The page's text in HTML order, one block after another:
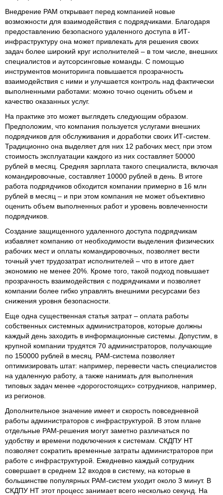
Внедрение PAM открывает перед компанией новые
возможности для взаимодействия с подрядчиками. Благодаря
предоставлению безопасного удаленного доступа в ИТ-
инфраструктуру она может привлекать для решения своих
задач более широкий круг исполнителей – в том числе, внешних
специалистов и аутсорсинговые команды. С помощью
инструментов мониторинга повышается прозрачность
взаимодействия с ними и улучшается контроль над фактически
выполненными работами: можно точно оценить объем и
качество оказанных услуг.
На практике это может выглядеть следующим образом.
Предположим, что компания пользуется услугами внешних
подрядчиков для обслуживания и доработки своих ИТ-систем.
Традиционно она выделяет для них 12 рабочих мест, при этом
стоимость эксплуатации каждого из них составляет 50000
рублей в месяц. Средняя зарплата такого специалиста, включая
командировочные, составляет 10000 рублей в день. В итоге
работа подрядчиков обходится компании примерно в 16 млн
рублей в месяц – и при этом компания не может объективно
оценить объем выполненных работ и уровень вовлеченности
подрядчиков.
Создание защищенного удаленного доступа подрядчикам
избавляет компанию от необходимости выделения физических
рабочих мест и оплаты командировочных, позволяет вести
точный учет трудозатрат исполнителей – что в итоге дает
экономию не менее 20%. Кроме того, такой подход повышает
прозрачность взаимодействия с подрядчиками и позволяет
компании более гибко управлять внешними ресурсами без
снижения уровня безопасности.
Еще одна существенная статья затрат – оплата работы
собственных системных администраторов, которые должны
каждый день заходить в информационные системы. Допустим, в
крупной компании трудятся 70 администраторов, получающие
по 150000 рублей в месяц. PAM-система позволяет
оптимизировать штат: например, перевести часть специалистов
на удаленную работу, а также нанимать для выполнения
типовых задач менее «дорогостоящих» сотрудников, например,
из регионов.
Дополнительное значение имеет и скорость повседневной
работы администраторов с инфраструктурой. В этом плане
отдельные PAM-решения могут заметно различаться по
удобству и времени подключения к системам. СКДПУ НТ
позволяет сократить временные затраты администраторов при
работе с инфраструктурой. Ежедневно каждый сотрудник
совершает в среднем 12 входов в систему, на которые в
большинстве популярных PAM-систем уходит около 3 минут. В
СКДПУ НТ этот процесс занимает всего несколько секунд. На